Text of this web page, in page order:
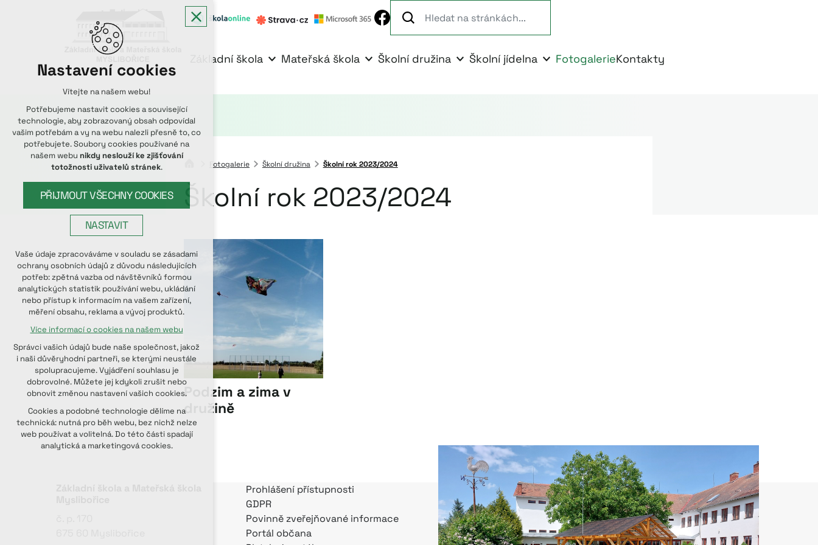
Základní škola Mateřská škola Školní družina Školní jídelna FotogalerieKontakty
Fotogalerie Školní družina Školní rok 2023/2024
Školní rok 2023/2024
Podzim a zima v
družině
Prohlášení přístupnosti
GDPR
Povinně zveřejňované informace
Portál občana
Nastavení cookies
Vítejte na našem webu!
Potřebujeme nastavit cookies a související
technologie, aby zobrazovaný obsah odpovídal
vašim potřebám a vy na webu nalezli přesně to, co
potřebujete. Soubory cookies používané na
našem webu nikdy neslouží ke zjišťování
totožnosti uživatelů stránek.
PŘIJMOUT VŠECHNY COOKIES
NASTAVIT
Technická cookies
nutná pro provozování webu
udržení kontextu stránek (session):
případná přihlášení, volby jazyka, apod.
Volitelná cookies
analytická pro anonymizované
vyhodnocení návštěvnosti
marketingová cookies (Google, Seznam,
Facebook)
Více informací o cookies na našem webu
PŘIJMOUT VŠECHNY COOKIES
ODMÍTNOUT VOLITELNÁ
Vaše údaje zpracováváme v souladu se zásadami
ochrany osobních údajů z důvodu následujících
potřeb: zpětná vazba od návštěvníků formou
analytických statistik používání webu, ukládání
nebo přístup k informacím na vašem zařízení,
měření obsahu, reklama a vývoj produktů.
Více informací o cookies na našem webu
Správci vašich údajů bude naše společnost, jakož
i naši důvěryhodní partneři, se kterými neustále
spolupracujeme. Vyjádření souhlasu je
dobrovolné. Můžete jej kdykoli zrušit nebo
obnovit změnou nastavení vašich cookies.
Cookies a podobné technologie dělíme na
technická: nutná pro běh webu, bez nichž nelze
web používat a volitelná. Do této části spadají
analytická a marketingová cookies.